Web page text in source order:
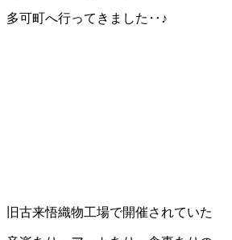
多可町へ行ってきました‥♪
旧古来悟織物工場で開催されていた